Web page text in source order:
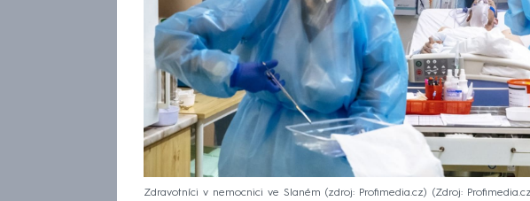
Zdravotníci v nemocnici ve Slaném (zdroj: Profimedia.cz) Zdroj: